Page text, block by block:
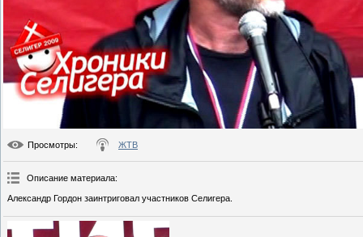
Просмотры: ЖТВ
Описание материала:
Александр Гордон заинтриговал участников Селигера.